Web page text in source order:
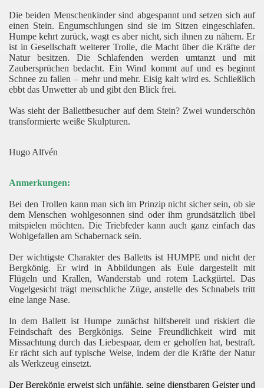
Die beiden Menschenkinder sind abgespannt und setzen sich auf
einen Stein. Engumschlungen sind sie im Sitzen eingeschlafen.
Humpe kehrt zurück, wagt es aber nicht, sich ihnen zu nähern. Er
ist in Gesellschaft weiterer Trolle, die Macht über die Kräfte der
Natur besitzen. Die Schlafenden werden umtanzt und mit
Zaubersprüchen bedacht. Ein Wind kommt auf und es beginnt
Schnee zu fallen – mehr und mehr. Eisig kalt wird es. Schließlich
ebbt das Unwetter ab und gibt den Blick frei.
Was sieht der Ballettbesucher auf dem Stein? Zwei wunderschön
transformierte weiße Skulpturen.
Hugo Alfvén
Anmerkungen:
Bei den Trollen kann man sich im Prinzip nicht sicher sein, ob sie
dem Menschen wohlgesonnen sind oder ihm grundsätzlich übel
mitspielen möchten. Die Triebfeder kann auch ganz einfach das
Wohlgefallen am Schabernack sein.
Der wichtigste Charakter des Balletts ist HUMPE und nicht der
Bergkönig. Er wird in Abbildungen als Eule dargestellt mit
Flügeln und Krallen, Wanderstab und rotem Lackgürtel. Das
Vogelgesicht trägt menschliche Züge, anstelle des Schnabels tritt
eine lange Nase.
In dem Ballett ist Humpe zunächst hilfsbereit und riskiert die
Feindschaft des Bergkönigs. Seine Freundlichkeit wird mit
Missachtung durch das Liebespaar, dem er geholfen hat, bestraft.
Er rächt sich auf typische Weise, indem der die Kräfte der Natur
als Werkzeug einsetzt.
Der Bergkönig erweist sich unfähig, seine dienstbaren Geister und